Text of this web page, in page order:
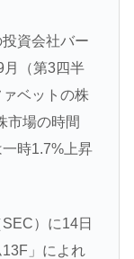
資会社バー
月（第3四半
ベットの株
市場の時間
時1.7%上昇
）に14日
」によれ